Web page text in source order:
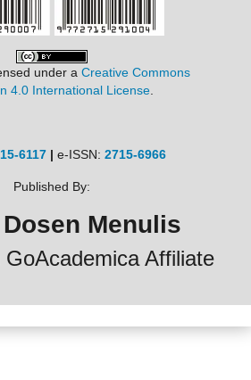
under a Creative Commons
4.0 International License
6117| e-ISSN: 2715-6966
Published By:
Menulis
GoAcademica Affiliate